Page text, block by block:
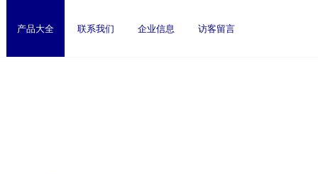
产品大全 联系我们 企业信息 访客留言